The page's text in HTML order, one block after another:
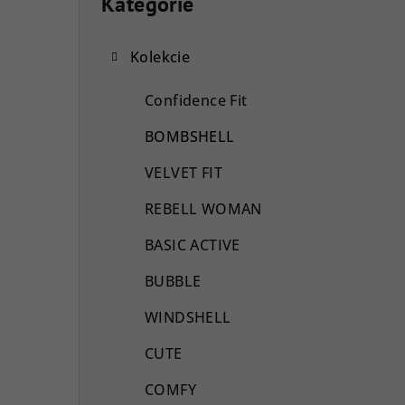
kategórie
Kolekcie
Confidence Fit
BOMBSHELL
VELVET FIT
REBELL WOMAN
BASIC ACTIVE
BUBBLE
WINDSHELL
CUTE
COMFY